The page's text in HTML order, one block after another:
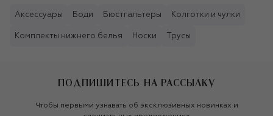
Аксессуары Боди Бюстгальтеры Колготки и чулки
Комплекты нижнего белья Носки Трусы
ПОДПИШИТЕСЬ НА РАССЫЛКУ
Чтобы первыми узнавать об эксклюзивных новинках и